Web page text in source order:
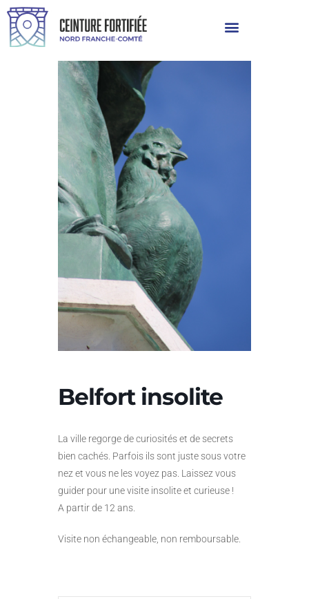
Belfort insolite
La ville regorge de curiosités et de secrets
bien cachés. Parfois ils sont juste sous votre
nez et vous ne les voyez pas. Laissez vous
guider pour une visite insolite et curieuse !
A partir de 12 ans.
Visite non échangeable, non remboursable.